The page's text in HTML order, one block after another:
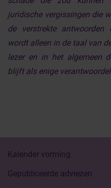
juridische vergissingen die
de verstrekte
wordt alleen in de taal van
lezer en in het algemeen
blijft als enige
Kalender vorming
Gepubliceerde adviezen